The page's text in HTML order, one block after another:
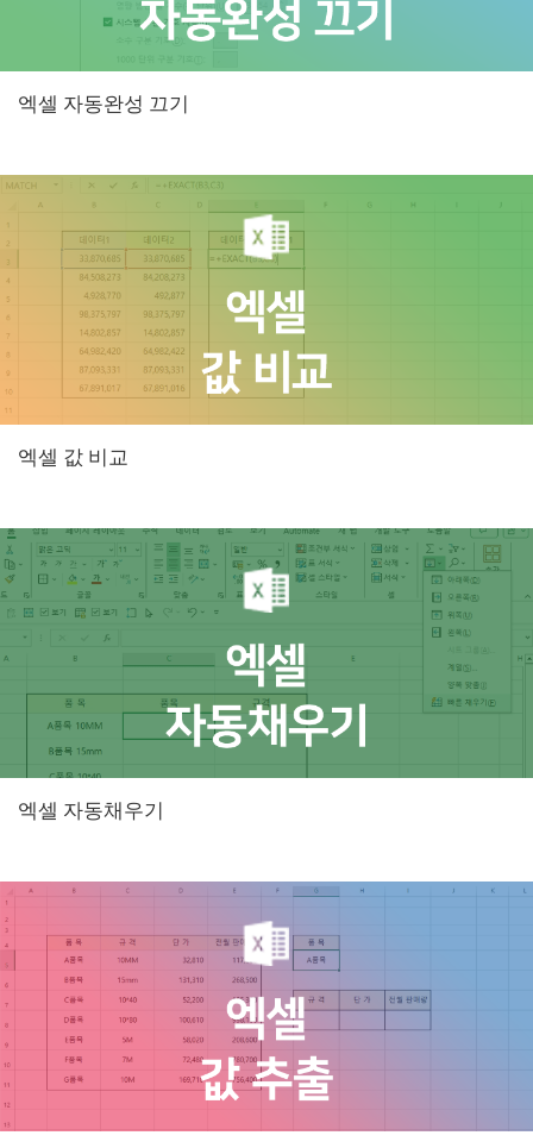
엑셀 자동완성 끄기
엑셀 값 비교
엑셀 자동채우기